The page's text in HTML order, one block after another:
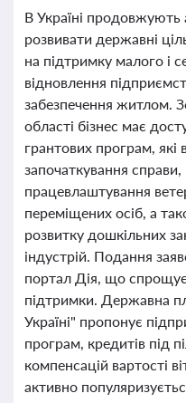
В Україні
розвивати державні
на підтримку малого і
відновлення
забезпечення житлом.
області бізнес має
грантових програм,
започаткування справи,
працевлаштування
переміщених осіб, а
розвитку дошкільних
індустрій. Подання
портал Дія, що
підтримки. Державна
Україні" пропонує
програм, кредитів під
компенсацій вартості
активно